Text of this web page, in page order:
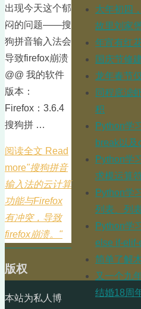
出现今天这个郁
闷的问题——搜
狗拼音输入法会
导致firefox崩溃
@@ 我的软件
版本：
Firefox：3.6.4
搜狗拼 …
阅读全文 Read
more"搜狗拼音
输入法的云计算
功能与Firefox
有冲突，导致
firefox崩溃。"
大年初四
故里刘家
年宵有红
国庆节修
龙年春节
同程底滤
积
Python学
break以及
Python学
求模运算
Python学
列表、列
Python学
else if-elif-
简单了解
又一个九
结婚18周
版权
本站为私人博